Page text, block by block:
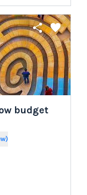
share favorite
budget